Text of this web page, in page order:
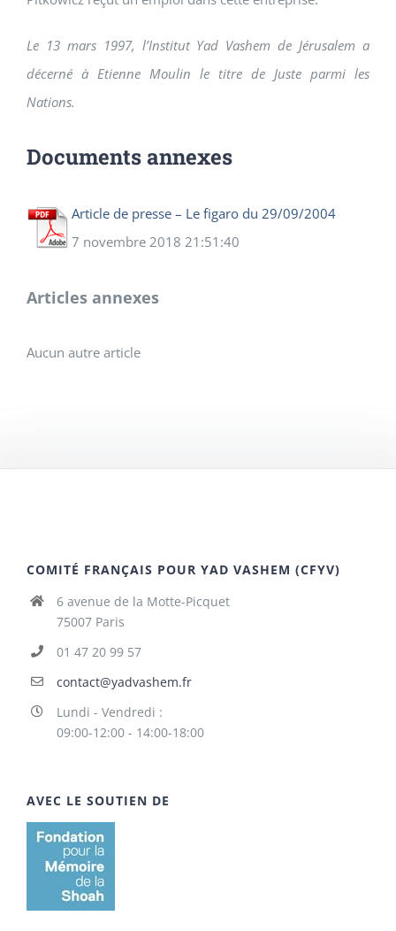
Le 13 mars 1997, l’Institut Yad Vashem de Jérusalem a
décerné à Etienne Moulin le titre de Juste parmi les
Nations.
Documents annexes
Article de presse – Le figaro du 29/09/2004
7 novembre 2018 21:51:40
Articles annexes
Aucun autre article
COMITÉ FRANÇAIS POUR YAD VASHEM (CFYV)
6 avenue de la Motte-Picquet
75007 Paris
01 47 20 99 57
contact@yadvashem.fr
Lundi - Vendredi :
09:00-12:00 - 14:00-18:00
AVEC LE SOUTIEN DE